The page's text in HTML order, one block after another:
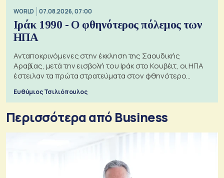
WORLD 07.08.2026, 07:00
Ιράκ 1990 - Ο φθηνότερος πόλεμος των
ΗΠΑ
Ανταποκρινόμενες στην έκκληση της Σαουδικής
Αραβίας, μετά την εισβολή του Ιράκ στο Κουβέιτ, οι ΗΠΑ
έστειλαν τα πρώτα στρατεύματα στον φθηνότερο
Ευθύμιος Τσιλιόπουλος
Περισσότερα από Business